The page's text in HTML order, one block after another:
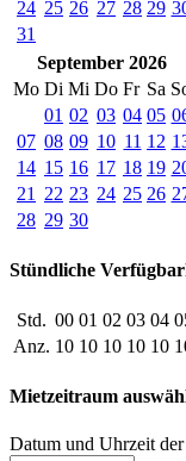
24 25 26 27 28 29
31
September 2026
Mo Di Mi Do Fr Sa
01 02 03 04 05
07 08 09 10 11 12
14 15 16 17 18 19
21
22 23 24 25 26
28 29 30
Stündliche
Std. 00 01 02 03 04
Anz. 10 10 10 10 10
Mietzeitraum
Datum und Uhrzeit